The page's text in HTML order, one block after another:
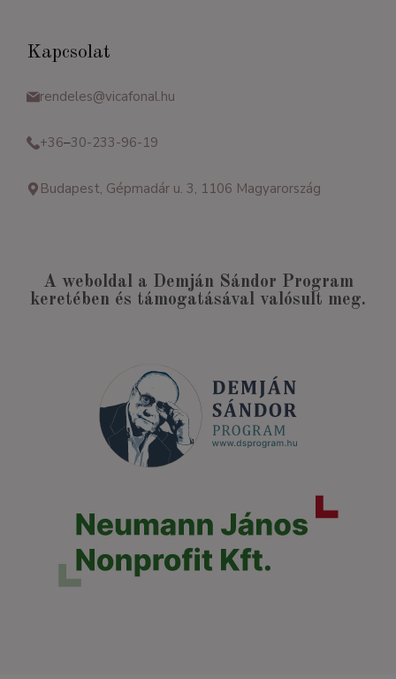
Kapcsolat
rendeles@vicafonal.hu
+36–30-233-96-19
Budapest, Gépmadár u. 3, 1106 Magyarország
A weboldal a Demján Sándor Program
keretében és támogatásával valósult meg.